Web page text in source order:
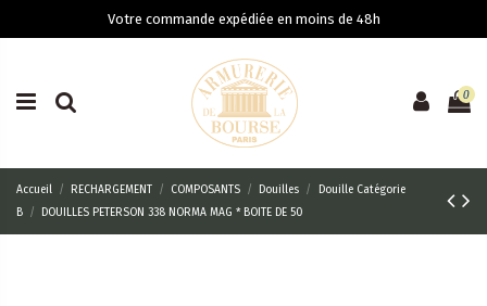
Votre commande expédiée en moins de 48h
0
Accueil RECHARGEMENT COMPOSANTS Douilles
Douille Catégorie
B
DOUILLES PETERSON 338 NORMA MAG * BOITE DE 50